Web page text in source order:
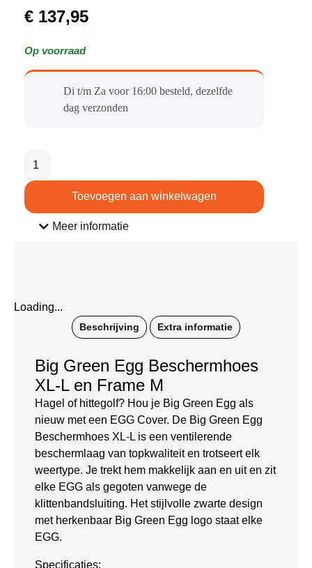
€ 137,95
Op voorraad
Di t/m Za voor 16:00 besteld, dezelfde
dag verzonden​
Toevoegen aan winkelwagen
Meer informatie
Loading...
Beschrijving Extra informatie
Big Green Egg Beschermhoes
XL-L en Frame M
Hagel of hittegolf? Hou je Big Green Egg als
nieuw met een EGG Cover. De Big Green Egg
Beschermhoes XL-L is een ventilerende
beschermlaag van topkwaliteit en trotseert elk
weertype. Je trekt hem makkelijk aan en uit en zit
elke EGG als gegoten vanwege de
klittenbandsluiting. Het stijlvolle zwarte design
met herkenbaar Big Green Egg logo staat elke
EGG.
Specificaties: